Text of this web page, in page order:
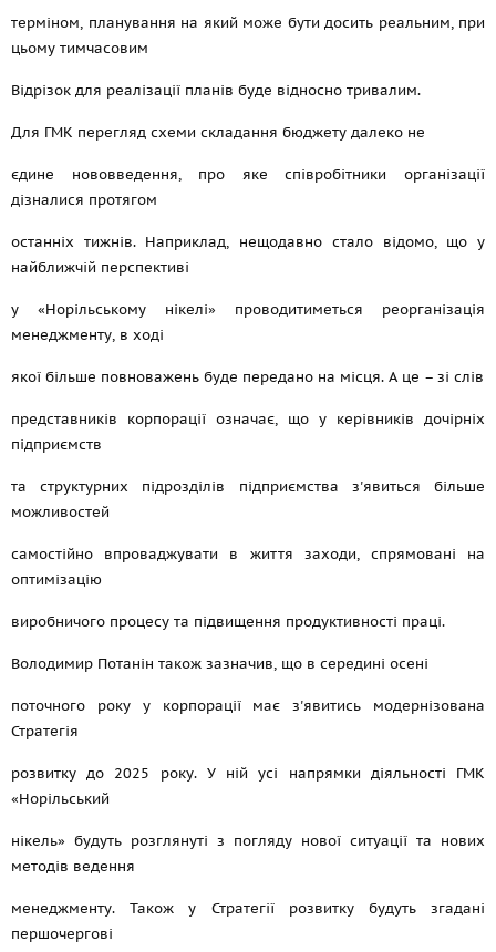
терміном, планування на який може бути досить реальним, при
цьому тимчасовим
Відрізок для реалізації планів буде відносно тривалим.
Для ГМК перегляд схеми складання бюджету далеко не
єдине нововведення, про яке співробітники організації
дізналися протягом
останніх тижнів. Наприклад, нещодавно стало відомо, що у
найближчій перспективі
у «Норільському нікелі» проводитиметься реорганізація
менеджменту, в ході
якої більше повноважень буде передано на місця. А це – зі слів
представників корпорації означає, що у керівників дочірніх
підприємств
та структурних підрозділів підприємства з'явиться більше
можливостей
самостійно впроваджувати в життя заходи, спрямовані на
оптимізацію
виробничого процесу та підвищення продуктивності праці.
Володимир Потанін також зазначив, що в середині осені
поточного року у корпорації має з'явитись модернізована
Стратегія
розвитку до 2025 року. У ній усі напрямки діяльності ГМК
«Норільський
нікель» будуть розглянуті з погляду нової ситуації та нових
методів ведення
менеджменту. Також у Стратегії розвитку будуть згадані
першочергові